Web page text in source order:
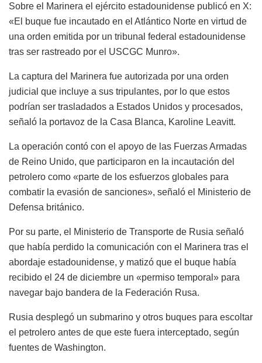
Sobre el Marinera el ejército estadounidense publicó en X:
«El buque fue incautado en el Atlántico Norte en virtud de
una orden emitida por un tribunal federal estadounidense
tras ser rastreado por el USCGC Munro».
La captura del Marinera fue autorizada por una orden
judicial que incluye a sus tripulantes, por lo que estos
podrían ser trasladados a Estados Unidos y procesados,
señaló la portavoz de la Casa Blanca, Karoline Leavitt.
La operación contó con el apoyo de las Fuerzas Armadas
de Reino Unido, que participaron en la incautación del
petrolero como «parte de los esfuerzos globales para
combatir la evasión de sanciones», señaló el Ministerio de
Defensa británico.
Por su parte, el Ministerio de Transporte de Rusia señaló
que había perdido la comunicación con el Marinera tras el
abordaje estadounidense, y matizó que el buque había
recibido el 24 de diciembre un «permiso temporal» para
navegar bajo bandera de la Federación Rusa.
Rusia desplegó un submarino y otros buques para escoltar
el petrolero antes de que este fuera interceptado, según
fuentes de Washington.